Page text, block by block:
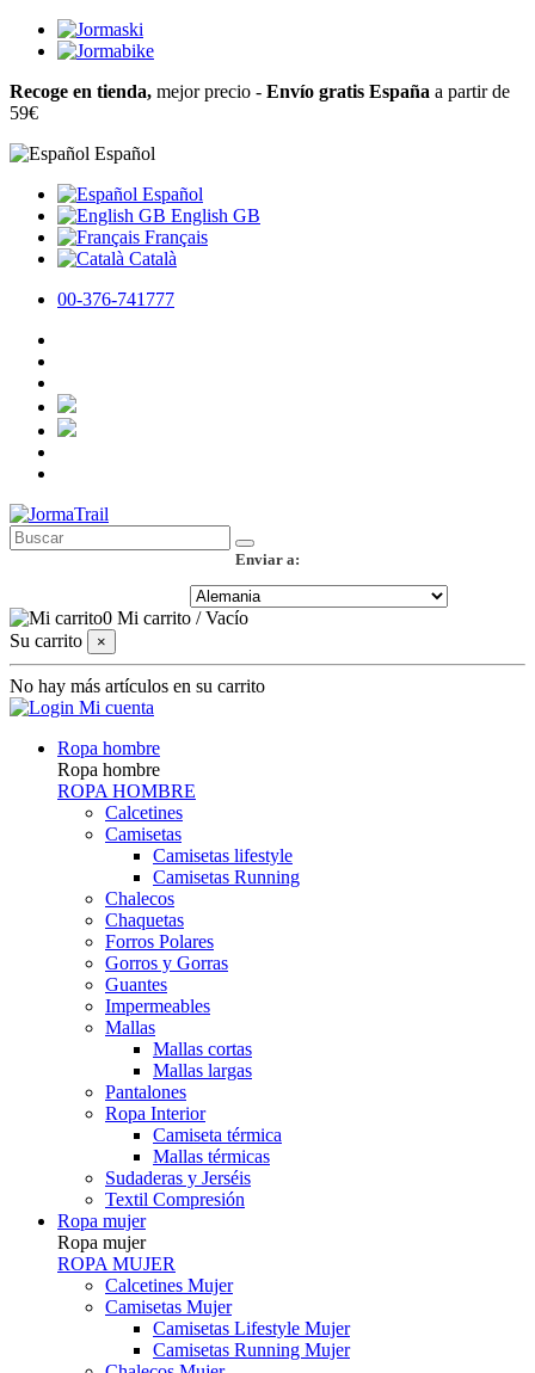
Recoge en tienda, mejor precio - Envío gratis España a partir de
59€
Español
Español
English GB
Français
Català
00-376-741777
Enviar a:
0 Mi carrito /Vacío
Su carrito
×
No hay más artículos en su carrito
Mi cuenta
Ropa hombre
Ropa hombre
ROPA HOMBRE
Calcetines
Camisetas
Camisetas lifestyle
Camisetas Running
Chalecos
Chaquetas
Forros Polares
Gorros y Gorras
Guantes
Impermeables
Mallas
Mallas cortas
Mallas largas
Pantalones
Ropa Interior
Camiseta térmica
Mallas térmicas
Sudaderas y Jerséis
Textil Compresión
Ropa mujer
Ropa mujer
ROPA MUJER
Calcetines Mujer
Camisetas Mujer
Camisetas Lifestyle Mujer
Camisetas Running Mujer